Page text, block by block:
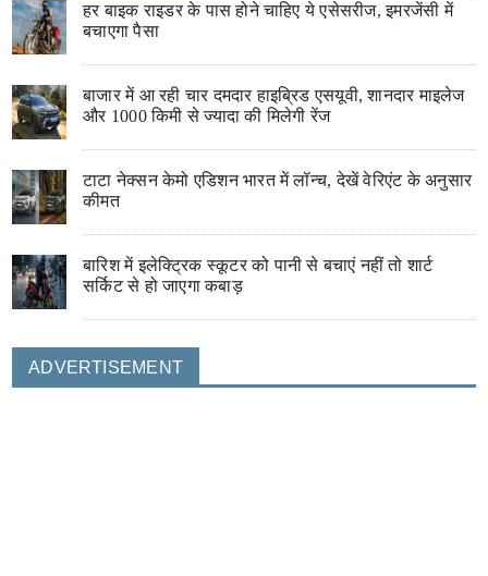
हर बाइक राइडर के पास होने चाहिए ये एसेसरीज, इमरजेंसी में
बचाएगा पैसा
बाजार में आ रही चार दमदार हाइब्रिड एसयूवी, शानदार माइलेज
और 1000 किमी से ज्यादा की मिलेगी रेंज
टाटा नेक्सन केमो एडिशन भारत में लॉन्च, देखें वेरिएंट के अनुसार
कीमत
बारिश में इलेक्ट्रिक स्कूटर को पानी से बचाएं नहीं तो शार्ट
सर्किट से हो जाएगा कबाड़
ADVERTISEMENT